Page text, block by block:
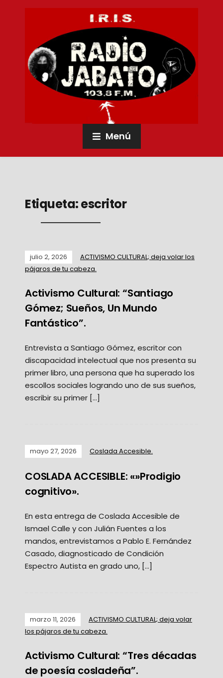
Menú
Etiqueta:escritor
julio 2, 2026
ACTIVISMO CULTURAL; deja volar los
pájaros de tu cabeza.
Activismo Cultural: “Santiago
Gómez; Sueños, Un Mundo
Fantástico”.
Entrevista a Santiago Gómez, escritor con
discapacidad intelectual que nos presenta su
primer libro, una persona que ha superado los
escollos sociales logrando uno de sus sueños,
escribir su primer […]
mayo 27, 2026 Coslada Accesible.
COSLADA ACCESIBLE: «»Prodigio
cognitivo».
En esta entrega de Coslada Accesible de
Ismael Calle y con Julián Fuentes a los
mandos, entrevistamos a Pablo E. Fernández
Casado, diagnosticado de Condición
Espectro Autista en grado uno, […]
marzo 11, 2026
ACTIVISMO CULTURAL; deja volar
los pájaros de tu cabeza.
Activismo Cultural: “Tres décadas
de poesía cosladeña”.